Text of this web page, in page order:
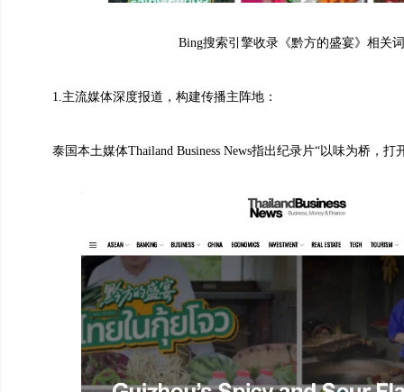
Bing搜索引擎收录《黔方的盛宴》相关
1.主流媒体深度报道，构建传播主阵地：
泰国本土媒体Thailand Business News指出纪录片“以味为桥，打